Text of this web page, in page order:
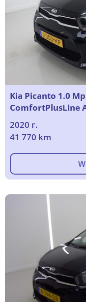
Kia Picanto 1.0
ComfortPlusLine
2020 г.
41 770 km